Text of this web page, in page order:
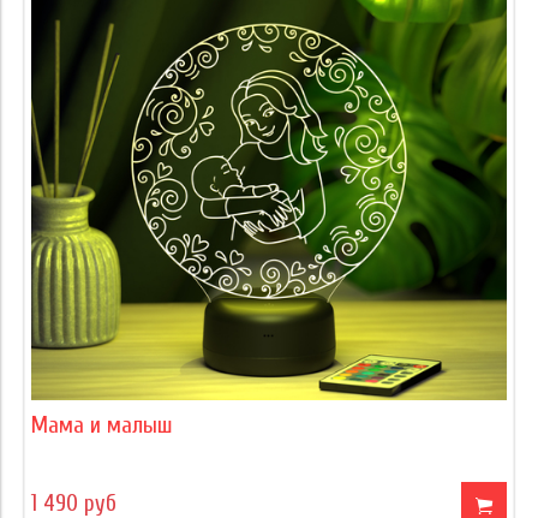
Мама и малыш
1 490 руб